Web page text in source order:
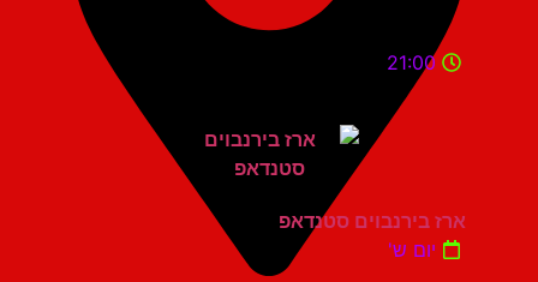
21:00
ארז בירנבוים סטנדאפ
יום ש'